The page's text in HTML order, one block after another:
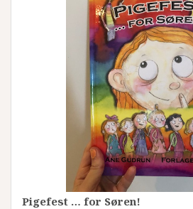
Pigefest … for Søren!